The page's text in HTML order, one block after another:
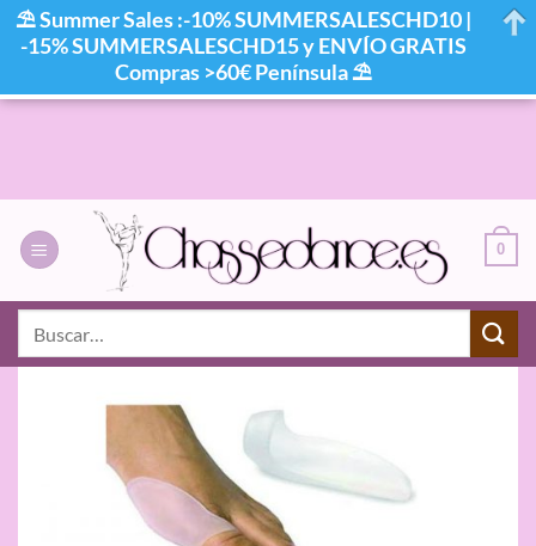
0
⛱ Summer Sales :-10% SUMMERSALESCHD10 |
-15% SUMMERSALESCHD15 y ENVÍO GRATIS
Compras >60€ Península ⛱